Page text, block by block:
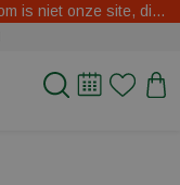
Waarschuwing de site leerentveldvrijetijd.com is niet onze site, dit zijn oplichters.